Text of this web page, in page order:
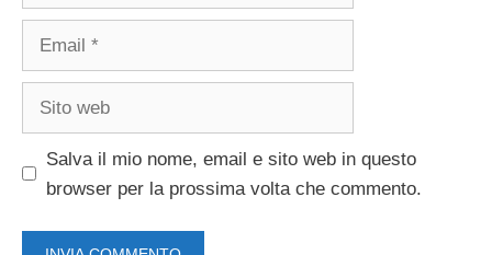
Salva il mio nome, email e sito web in questo
browser per la prossima volta che commento.